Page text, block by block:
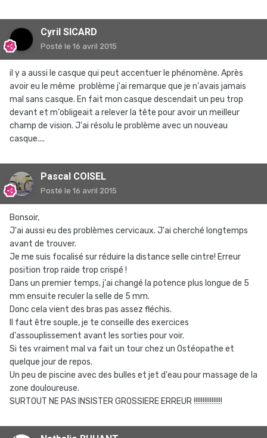
Cyril SICARD
Posté le 16 avril 2015
il y a aussi le casque qui peut accentuer le phénomène. Après
avoir eu le même problème j'ai remarque que je n'avais jamais
mal sans casque. En fait mon casque descendait un peu trop
devant et m'obligeait a relever la tête pour avoir un meilleur
champ de vision. J'ai résolu le problème avec un nouveau
casque....
Pascal COISEL
Posté le 16 avril 2015
Bonsoir,
J'ai aussi eu des problèmes cervicaux. J'ai cherché longtemps
avant de trouver.
Je me suis focalisé sur réduire la distance selle cintre! Erreur
position trop raide trop crispé !
Dans un premier temps, j'ai changé la potence plus longue de 5
mm ensuite reculer la selle de 5 mm.
Donc cela vient des bras pas assez fléchis.
Il faut être souple, je te conseille des exercices
d'assouplissement avant les sorties pour voir.
Si tes vraiment mal va fait un tour chez un Ostéopathe et
quelque jour de repos.
Un peu de piscine avec des bulles et jet d'eau pour massage de la
zone douloureuse.
SURTOUT NE PAS INSISTER GROSSIERE ERREUR !!!!!!!!!!!!!!!!